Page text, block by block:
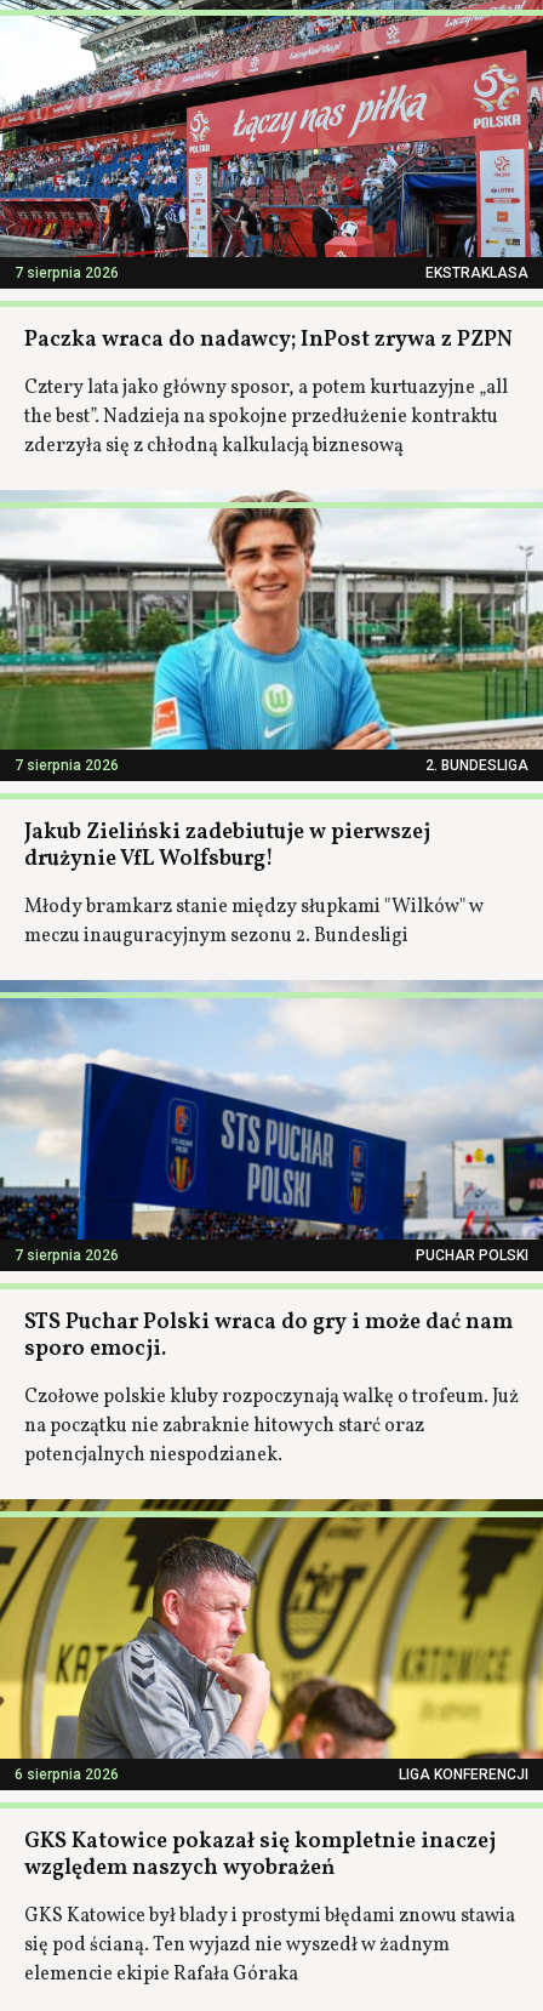
7 sierpnia 2026 EKSTRAKLASA
Paczka wraca do nadawcy; InPost zrywa z PZPN
Cztery lata jako główny sposor, a potem kurtuazyjne „all
the best”. Nadzieja na spokojne przedłużenie kontraktu
zderzyła się z chłodną kalkulacją biznesową
7 sierpnia 2026 2. BUNDESLIGA
Jakub Zieliński zadebiutuje w pierwszej
drużynie VfL Wolfsburg!
Młody bramkarz stanie między słupkami "Wilków" w
meczu inauguracyjnym sezonu 2. Bundesligi
7 sierpnia 2026 PUCHAR POLSKI
STS Puchar Polski wraca do gry i może dać nam
sporo emocji.
Czołowe polskie kluby rozpoczynają walkę o trofeum. Już
na początku nie zabraknie hitowych starć oraz
potencjalnych niespodzianek.
6 sierpnia 2026 LIGA KONFERENCJI
GKS Katowice pokazał się kompletnie inaczej
względem naszych wyobrażeń
GKS Katowice był blady i prostymi błędami znowu stawia
się pod ścianą. Ten wyjazd nie wyszedł w żadnym
elemencie ekipie Rafała Góraka